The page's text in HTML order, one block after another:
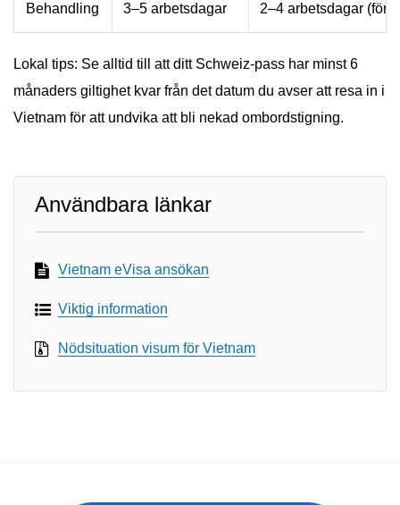
Behandling 3–5 arbetsdagar 2–4 arbetsdagar (för
Lokal tips: Se alltid till att ditt Schweiz-pass har minst 6
månaders giltighet kvar från det datum du avser att resa in i
Vietnam för att undvika att bli nekad ombordstigning.
Användbara länkar
Vietnam eVisa ansökan
Viktig information
Nödsituation visum för Vietnam